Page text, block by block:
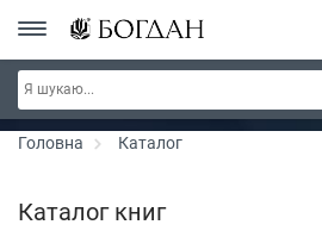
РОЗПРОДАЖ ~ 150 грн ~ 200 грн ~ 250 грн ~
300 грн ~ РОЗПРОДАЖ
Головна Каталог
Каталог книг